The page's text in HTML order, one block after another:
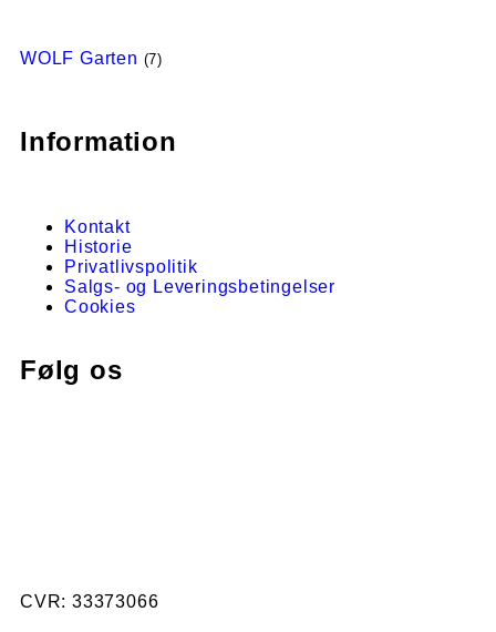
WOLF Garten (7)
Information
Kontakt
Historie
Privatlivspolitik
Salgs- og Leveringsbetingelser
Cookies
Følg os
CVR: 33373066